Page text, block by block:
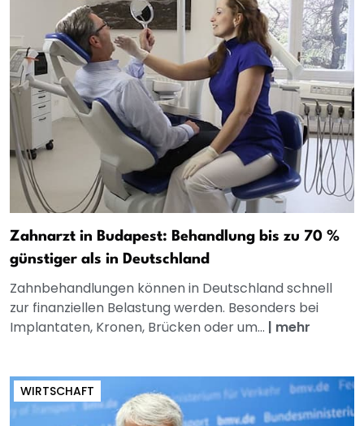
Zahnarzt in Budapest: Behandlung bis zu 70 %
günstiger als in Deutschland
Zahnbehandlungen können in Deutschland schnell
zur finanziellen Belastung werden. Besonders bei
Implantaten, Kronen, Brücken oder um... | mehr
WIRTSCHAFT